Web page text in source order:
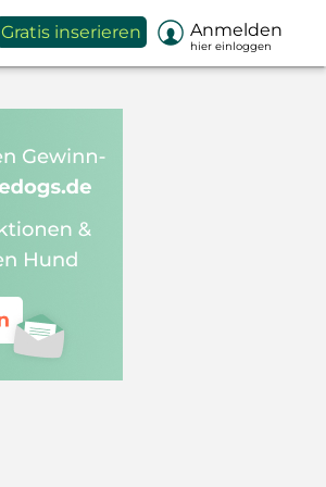
Gratis inserieren  Anmelden
hier einloggen